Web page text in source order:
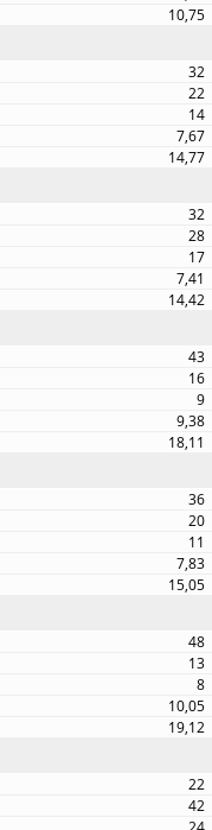
10,75
32
22
14
7,67
14,77
32
28
17
7,41
14,42
43
16
9
9,38
18,11
36
20
11
7,83
15,05
48
13
8
10,05
19,12
22
42